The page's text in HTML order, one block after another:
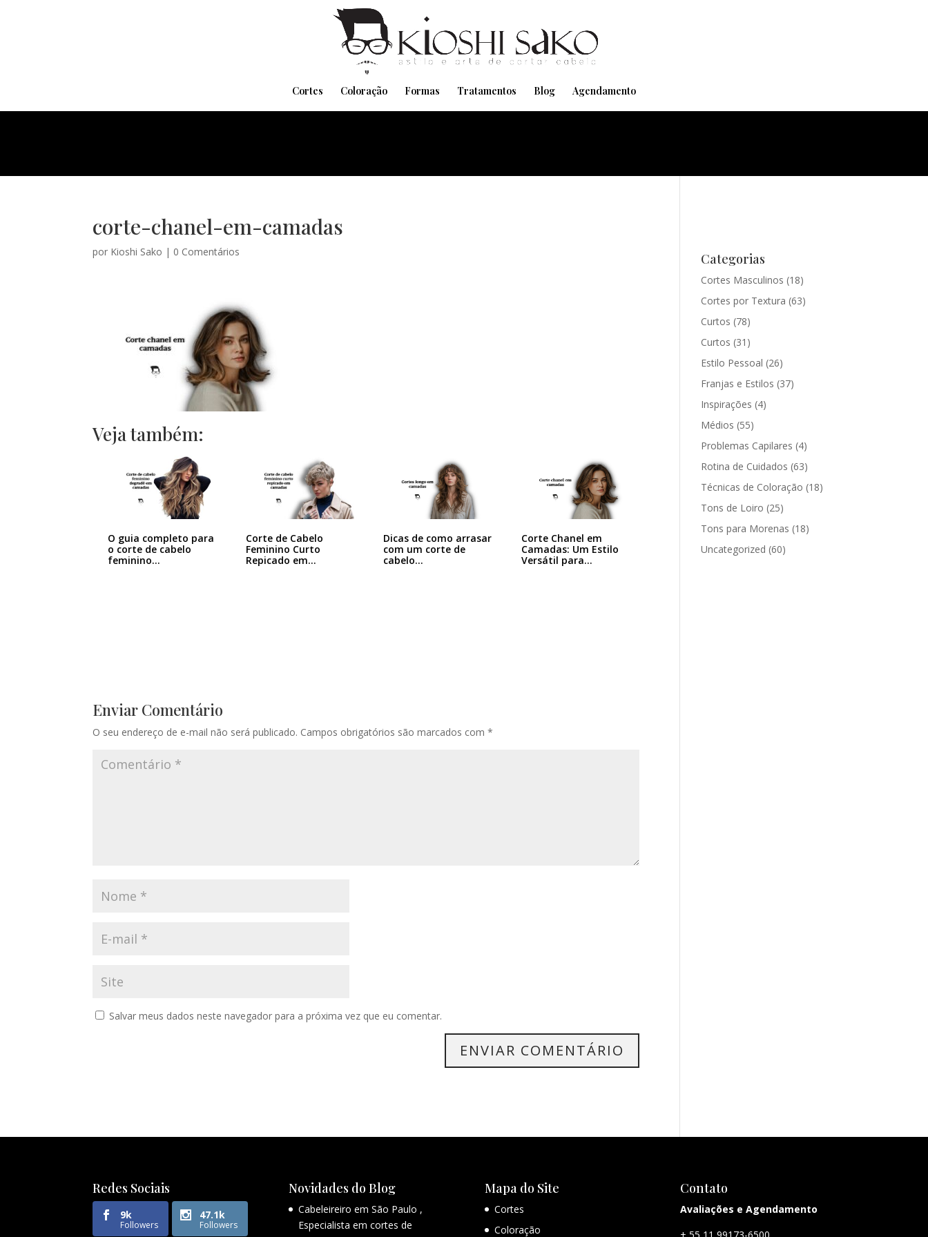
Cortes Coloração Formas Tratamentos Blog Agendamento
corte-chanel-em-camadas
por Kioshi Sako | 0 Comentários
Veja também:
O guia completo para
o corte de cabelo
feminino…
Corte de Cabelo
Feminino Curto
Repicado em
Dicas de como arrasar
com um corte de
cabelo…
Corte Chanel em
Camadas: Um Estilo
Versátil para…
Enviar Comentário
O seu endereço de e-mail não será publicado. Campos obrigatórios são marcados com*
Salvar meus dados neste navegador para a próxima vez que eu comentar.
Categorias
Cortes Masculinos (18)
Cortes por Textura (63)
Curtos (78)
Curtos (31)
Estilo Pessoal (26)
Franjas e Estilos (37)
Inspirações (4)
Médios (55)
Problemas Capilares (4)
Rotina de Cuidados (63)
Técnicas de Coloração (18)
Tons de Loiro (25)
Tons para Morenas (18)
Uncategorized (60)
Redes Sociais
9k
Followers
47.1k
Followers
Novidades do Blog
Cabeleireiro em São Paulo ,
Especialista em cortes de
Mapa do Site
Cortes
Coloração
Contato
Avaliações e Agendamento
+ 55 11 99173-6500
Pensando em transformar seu Visual??
Agende pelo Whatsapp